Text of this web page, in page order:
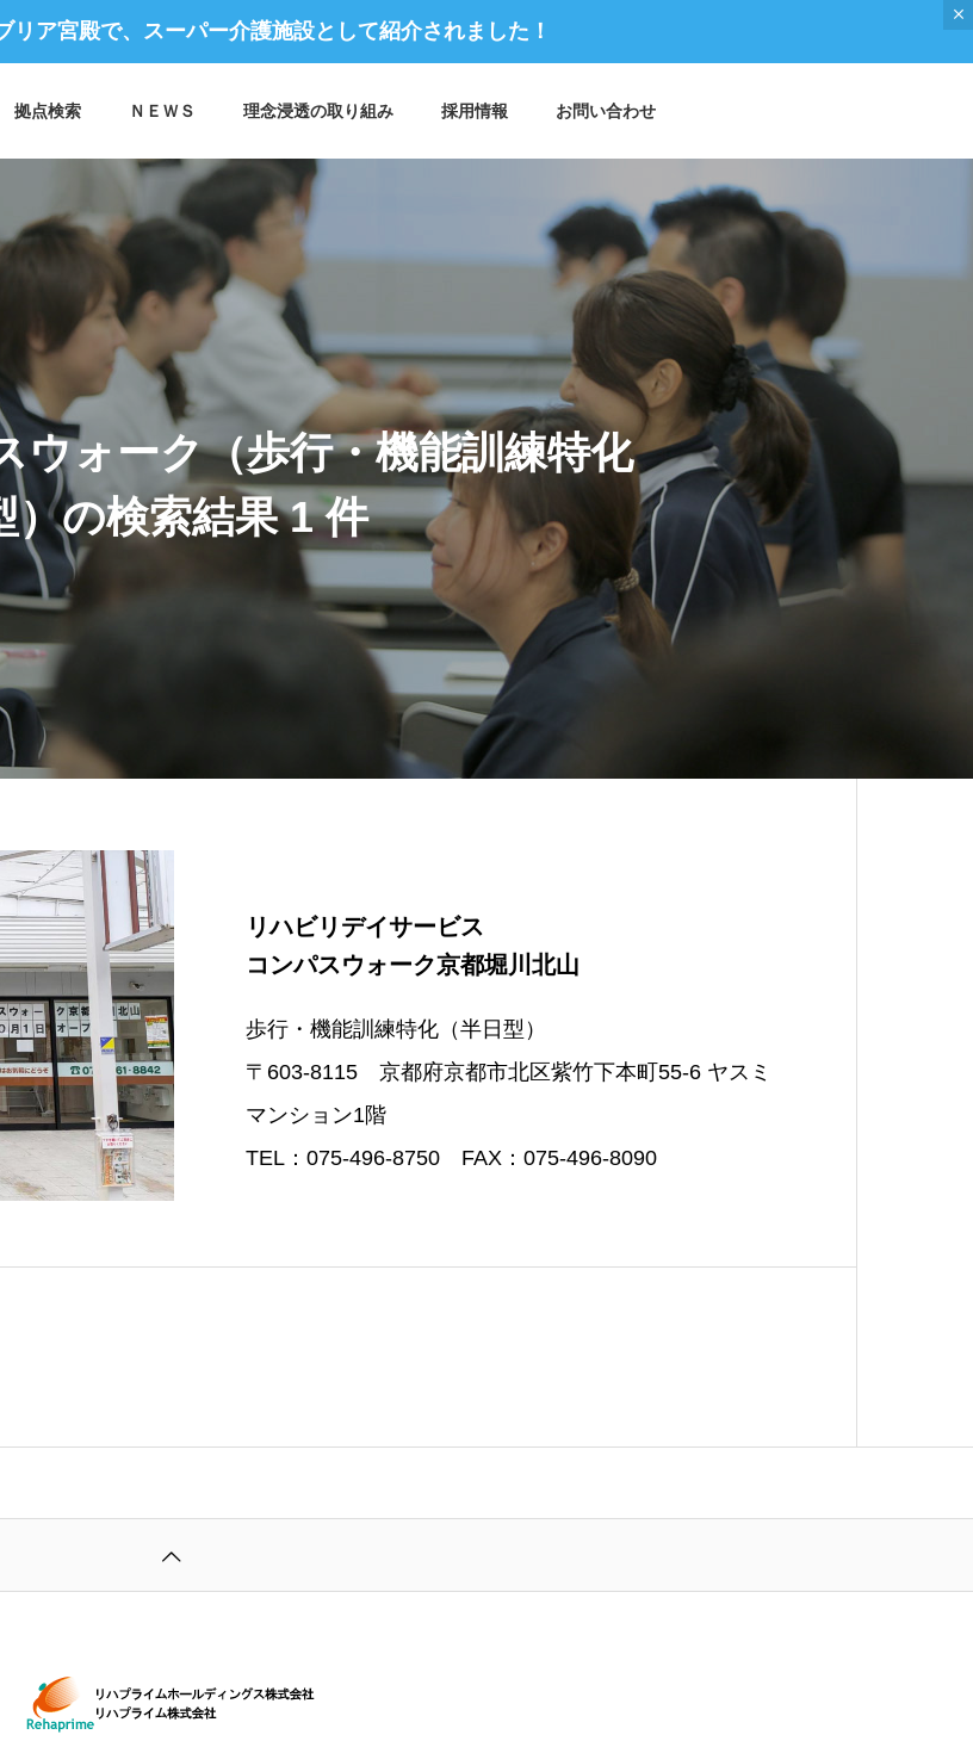
リア宮殿で、スーパー介護施設として紹介されました！
拠点検索 ＮＥＷＳ 理念浸透の取り組み 採用情報 お問い合わせ
企業理念 / 行動指針 ご挨拶 / トップメッセージ
コンパスヴィレッジ構想 メディア掲載 / 書籍
ウォーク（歩行・機能訓練特化
）の検索結果1 件
リハビリデイサービス
コンパスウォーク京都堀川北山
歩行・機能訓練特化（半日型）
〒603-8115 京都府京都市北区紫竹下本町55-6 ヤスミ
マンション1階
TEL：075-496-8750 FAX：075-496-8090